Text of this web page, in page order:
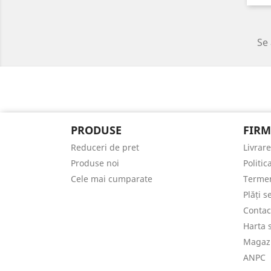
PRODUSE
Reduceri de pret
Produse noi
Cele mai cumparate
Livrare
Plăți
Harta
ANPC